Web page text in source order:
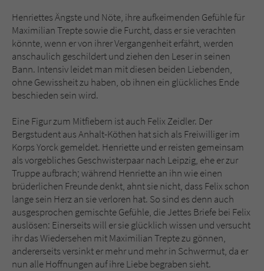
Henriettes Ängste und Nöte, ihre aufkeimenden Gefühle für
Maximilian Trepte sowie die Furcht, dass er sie verachten
könnte, wenn er von ihrer Vergangenheit erfährt, werden
anschaulich geschildert und ziehen den Leser in seinen
Bann. Intensiv leidet man mit diesen beiden Liebenden,
ohne Gewissheit zu haben, ob ihnen ein glückliches Ende
beschieden sein wird.
Eine Figur zum Mitfiebern ist auch Felix Zeidler. Der
Bergstudent aus Anhalt-Köthen hat sich als Freiwilliger im
Korps Yorck gemeldet. Henriette und er reisten gemeinsam
als vorgebliches Geschwisterpaar nach Leipzig, ehe er zur
Truppe aufbrach; während Henriette an ihn wie einen
brüderlichen Freunde denkt, ahnt sie nicht, dass Felix schon
lange sein Herz an sie verloren hat. So sind es denn auch
ausgesprochen gemischte Gefühle, die Jettes Briefe bei Felix
auslösen: Einerseits will er sie glücklich wissen und versucht
ihr das Wiedersehen mit Maximilian Trepte zu gönnen,
andererseits versinkt er mehr und mehr in Schwermut, da er
nun alle Hoffnungen auf ihre Liebe begraben sieht.